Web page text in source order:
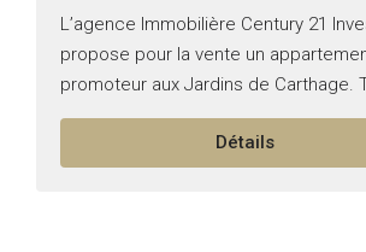
L’agence Immobilière Century 21
propose pour la vente un
promoteur aux Jardins de Carthage.
S+3 Superficie : 190 m2 Jardin :
Détails